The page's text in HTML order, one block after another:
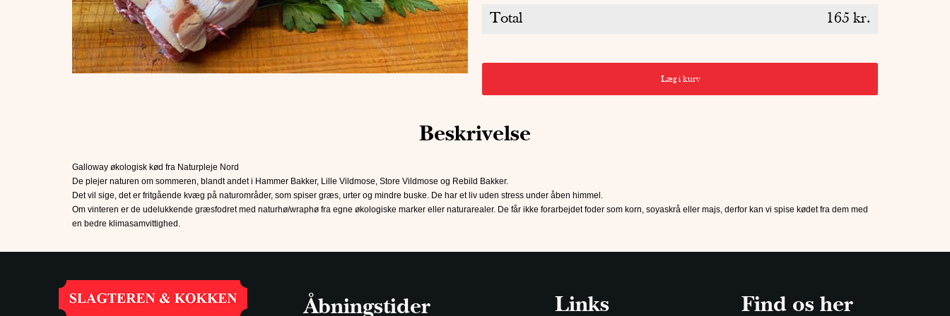
Total 165 kr.
Læg i kurv
Beskrivelse
Galloway økologisk kød fra Naturpleje Nord
De plejer naturen om sommeren, blandt andet i Hammer Bakker, Lille Vildmose, Store Vildmose og Rebild Bakker.
Det vil sige, det er fritgående kvæg på naturområder, som spiser græs, urter og mindre buske. De har et liv uden stress under åben himmel.
Om vinteren er de udelukkende græsfodret med naturhø/wraphø fra egne økologiske marker eller naturarealer. De får ikke forarbejdet foder som korn, soyaskrå eller majs, derfor kan vi spise kødet fra dem med
en bedre klimasamvittighed.
Åbningstider Links Find os her